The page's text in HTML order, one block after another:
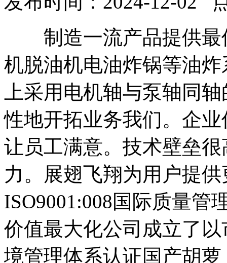
制造一流产品提供最
机脱油机电油炸锅等油
上采用电机轴与泵轴同
性地开拓业务我们。企
让员工满意。技术壁垒
力。展翅飞翔为用户提
ISO9001:008国际质量管
价值最大化公司成立了以
境管理体系认证国产胡